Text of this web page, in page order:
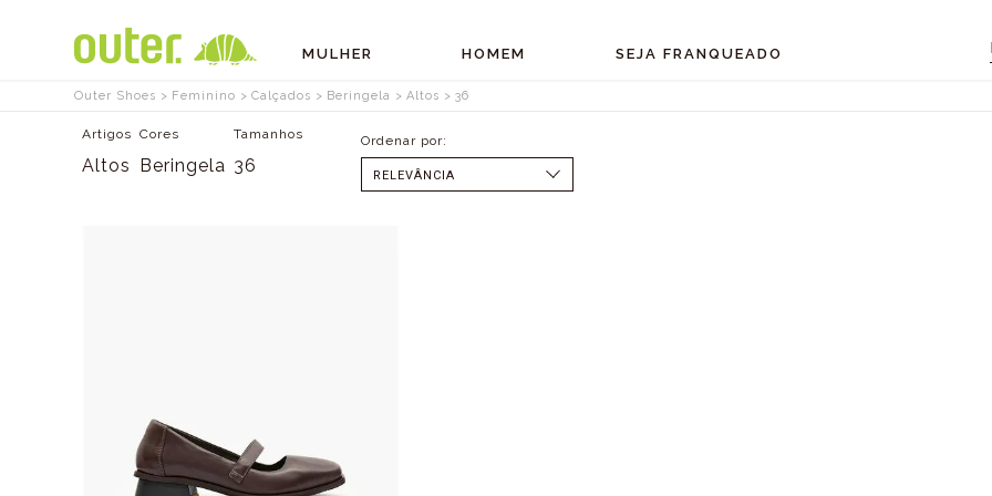
MULHER HOMEM SEJA FRANQUEADO
Outer Shoes Feminino Calçados Beringela Altos 36
Artigos
Altos
Cores
Beringela
Tamanhos
36 SELECIONAR